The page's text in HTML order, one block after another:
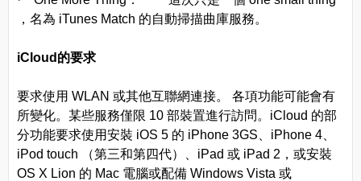
，名為 iTunes Match 的自動掃描曲庫服務。
iCloud的要求
要求使用 WLAN 或其他互聯網連接。 各項功能可能會有
所變化。某些服務僅限 10 部裝置進行訪問。iCloud 的部
分功能要求使用安裝 iOS 5 的 iPhone 3GS、iPhone 4、
iPod touch （第三和第四代）、iPad 或 iPad 2，或安裝
OS X Lion 的 Mac 電腦或配備 Windows Vista 或